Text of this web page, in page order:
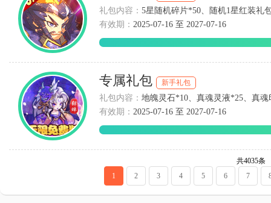
礼包内容： 5星随机碎片*50、随机1星红装礼
有效期： 2025-07-16 至 2027-07-16
专属礼包 新手礼包
礼包内容： 地魄灵石*10、真魂灵液*25、真
有效期： 2025-07-16 至 2027-07-16
共4035条
1
2 3 4 5 6 7